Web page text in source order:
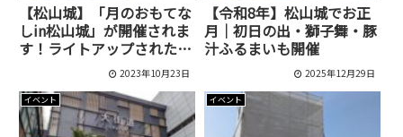
【松山城】「月のおもてな
しin松山城」が開催されま
す！ライトアップされた松
山城を眺めながら秋を感じ
るイベントです♪
2023年10月23日
【令和8年】松山城でお正
月｜初日の出・獅子舞・豚
汁ふるまいも開催
2025年12月29日
イベント イベント